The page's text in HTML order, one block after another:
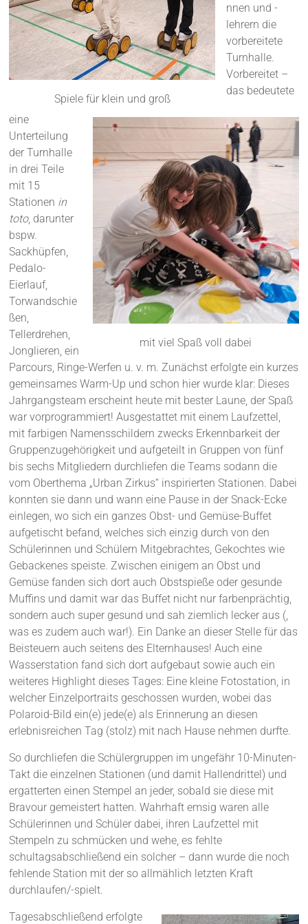
Spiele für klein und groß
mit viel Spaß voll dabei
nnen und -
lehrern die
vorbereitete
Turnhalle.
Vorbereitet –
das bedeutete
eine
Unterteilung
der Turnhalle
in drei Teile
mit 15
Stationen in
toto, darunter
bspw.
Sackhüpfen,
Pedalo-
Eierlauf,
Torwandschie
ßen,
Tellerdrehen,
Jonglieren, ein
Parcours, Ringe-Werfen u. v. m. Zunächst erfolgte ein kurzes
gemeinsames Warm-Up und schon hier wurde klar: Dieses
Jahrgangsteam erscheint heute mit bester Laune, der Spaß
war vorprogrammiert! Ausgestattet mit einem Laufzettel,
mit farbigen Namensschildern zwecks Erkennbarkeit der
Gruppenzugehörigkeit und aufgeteilt in Gruppen von fünf
bis sechs Mitgliedern durchliefen die Teams sodann die
vom Oberthema „Urban Zirkus“ inspirierten Stationen. Dabei
konnten sie dann und wann eine Pause in der Snack-Ecke
einlegen, wo sich ein ganzes Obst- und Gemüse-Buffet
aufgetischt befand, welches sich einzig durch von den
Schülerinnen und Schülern Mitgebrachtes, Gekochtes wie
Gebackenes speiste. Zwischen einigem an Obst und
Gemüse fanden sich dort auch Obstspieße oder gesunde
Muffins und damit war das Buffet nicht nur farbenprächtig,
sondern auch super gesund und sah ziemlich lecker aus (,
was es zudem auch war!). Ein Danke an dieser Stelle für das
Beisteuern auch seitens des Elternhauses! Auch eine
Wasserstation fand sich dort aufgebaut sowie auch ein
weiteres Highlight dieses Tages: Eine kleine Fotostation, in
welcher Einzelportraits geschossen wurden, wobei das
Polaroid-Bild ein(e) jede(e) als Erinnerung an diesen
erlebnisreichen Tag (stolz) mit nach Hause nehmen durfte.
So durchliefen die Schülergruppen im ungefähr 10-Minuten-
Takt die einzelnen Stationen (und damit Hallendrittel) und
ergatterten einen Stempel an jeder, sobald sie diese mit
Bravour gemeistert hatten. Wahrhaft emsig waren alle
Schülerinnen und Schüler dabei, ihren Laufzettel mit
Stempeln zu schmücken und wehe, es fehlte
schultagsabschließend ein solcher – dann wurde die noch
fehlende Station mit der so allmählich letzten Kraft
durchlaufen/-spielt.
Tagesabschließend erfolgte